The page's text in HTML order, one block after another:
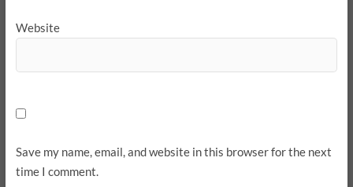
Website
Save my name, email, and website in this browser for the next
time I comment.